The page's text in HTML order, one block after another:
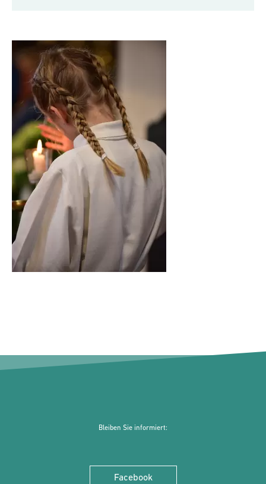
Bleiben Sie informiert:
Facebook